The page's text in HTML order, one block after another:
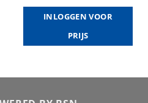
INLOGGEN VOOR
PRIJS